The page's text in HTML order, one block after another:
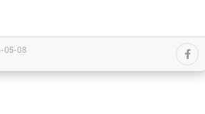
05-08